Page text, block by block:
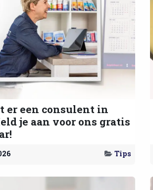
er een consulent in
je aan voor ons gratis
Tips